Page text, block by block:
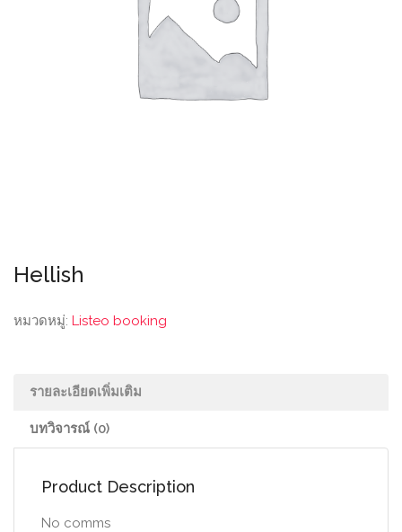
Hellish
หมวดหมู่: Listeo booking
รายละเอียดเพิ่มเติม
บทวิจารณ์ (0)
Product Description
No comms